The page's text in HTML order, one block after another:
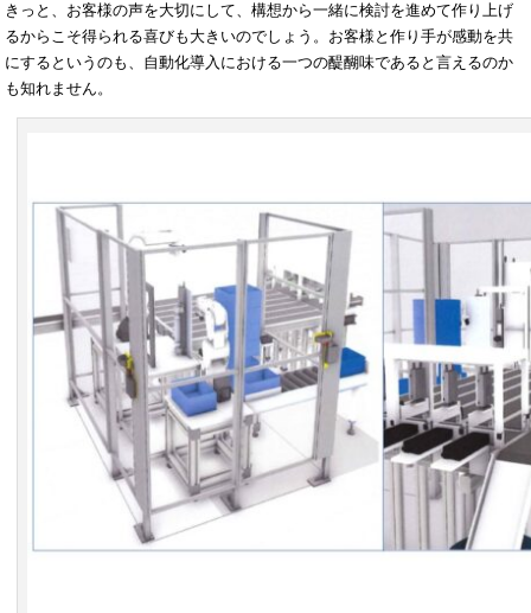
きっと、お客様の声を大切にして、構想から一緒に検討を進めて作り上げ
るからこそ得られる喜びも大きいのでしょう。お客様と作り手が感動を共
にするというのも、自動化導入における一つの醍醐味であると言えるのか
も知れません。